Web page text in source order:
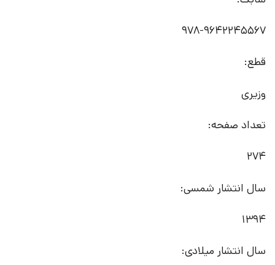
978-9642245567
قطع:
وزیری
تعداد صفحه:
274
سال انتشار شمسی:
1394
سال انتشار میلادی: